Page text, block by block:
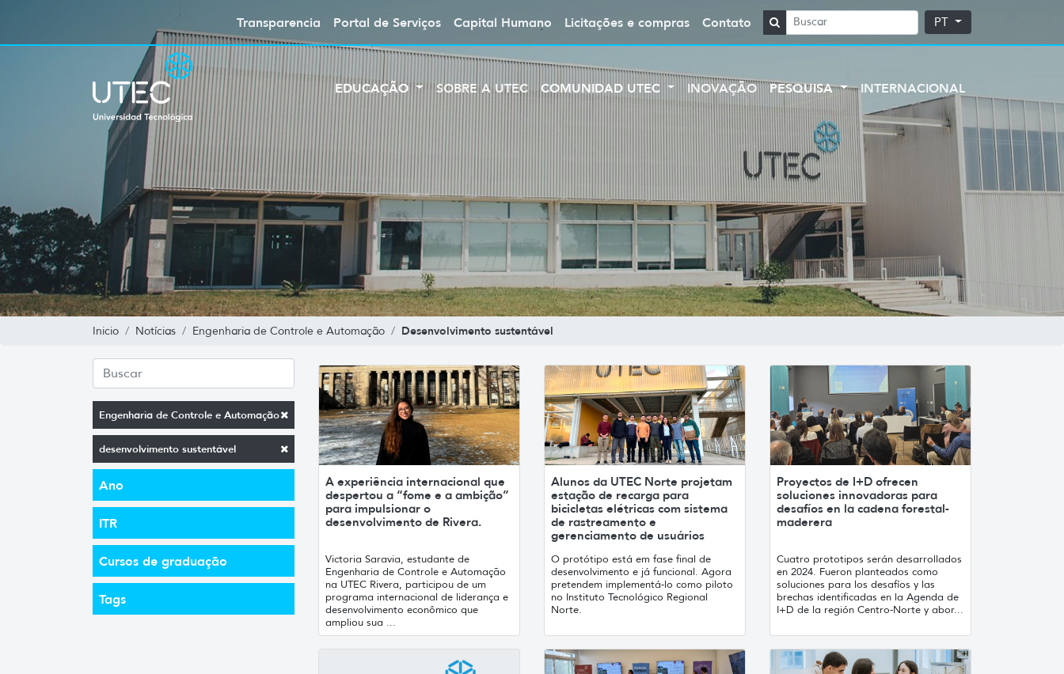
Transparencia Portal de Serviços Capital Humano Licitações e compras Contato PT
EDUCAÇÃO SOBRE A UTEC COMUNIDAD UTEC INOVAÇÃO PESQUISA INTERNACIONAL
Inicio Notícias Engenharia de Controle e Automação Desenvolvimento sustentável
Engenharia de Controle e Automação
desenvolvimento sustentável
Ano
ITR
Cursos de graduação
Tags
A experiência internacional que
despertou a “fome e a ambição”
para impulsionar o
desenvolvimento de Rivera.
Victoria Saravia, estudante de
Engenharia de Controle e Automação
na UTEC Rivera, participou de um
programa internacional de liderança e
desenvolvimento econômico que
ampliou sua ...
Alunos da UTEC Norte projetam
estação de recarga para
bicicletas elétricas com sistema
de rastreamento e
gerenciamento de usuários
O protótipo está em fase final de
desenvolvimento e já funcional. Agora
pretendem implementá-lo como piloto
no Instituto Tecnológico Regional
Norte.
Proyectos de I+D ofrecen
soluciones innovadoras para
desafíos en la cadena forestal-
maderera
Cuatro prototipos serán desarrollados
en 2024. Fueron planteados como
soluciones para los desafíos y las
brechas identificadas en la Agenda de
I+D de la región Centro-Norte y abor...